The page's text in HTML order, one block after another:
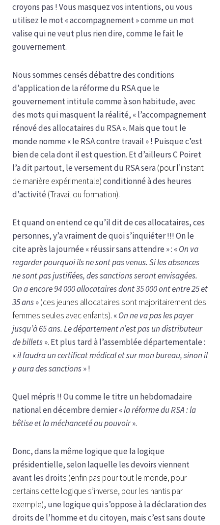
croyons pas ! Vous masquez vos intentions, ou vous
utilisez le mot « accompagnement » comme un mot
valise qui ne veut plus rien dire, comme le fait le
gouvernement.
Nous sommes censés débattre des conditions
d’application de la réforme du RSA que le
gouvernement intitule comme à son habitude, avec
des mots qui masquent la réalité, « l’accompagnement
rénové des allocataires du RSA ». Mais que tout le
monde nomme « le RSA contre travail » ! Puisque c’est
bien de cela dont il est question. Et d’ailleurs C Poiret
l’a dit partout, le versement du RSA sera(pour l’instant
de manière expérimentale)conditionné à des heures
d’activité(Travail ou formation).
Et quand on entend ce qu’il dit de ces allocataires, ces
personnes, y’a vraiment de quoi s’inquiéter !!! On le
cite après la journée « réussir sans attendre » : «On va
regarder pourquoi ils ne sont pas venus. Si les absences
ne sont pas justifiées, des sanctions seront envisagées.
On a encore 94 000 allocataires dont 35 000 ont entre 25 et
35 ans»(ces jeunes allocataires sont majoritairement des
femmes seules avec enfants). «On ne va pas les payer
jusqu’à 65 ans. Le département n’est pas un distributeur
de billets». Et plus tard à l’assemblée départementale :
«il faudra un certificat médical et sur mon bureau, sinon il
y aura des sanctions» !
Quel mépris !! Ou comme le titre un hebdomadaire
national en décembre dernier «la réforme du RSA : la
bêtise et la méchanceté au pouvoir».
Donc, dans la même logique que la logique
présidentielle, selon laquelle les devoirs viennent
avant les droits (enfin pas pour tout le monde, pour
certains cette logique s’inverse, pour les nantis par
exemple), une logique qui s’oppose à la déclaration des
droits de l’homme et du citoyen, mais c’est sans doute